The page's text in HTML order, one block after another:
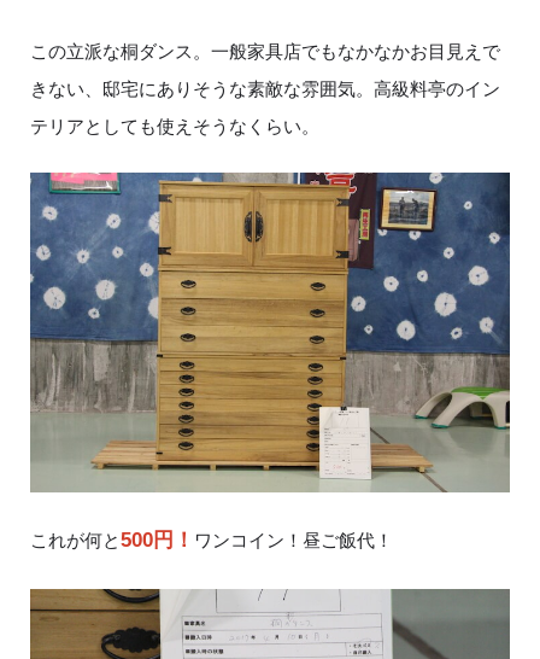
この立派な桐ダンス。一般家具店でもなかなかお目見えで
きない、邸宅にありそうな素敵な雰囲気。高級料亭のイン
テリアとしても使えそうなくらい。
これが何と500円！ ワンコイン！昼ご飯代！